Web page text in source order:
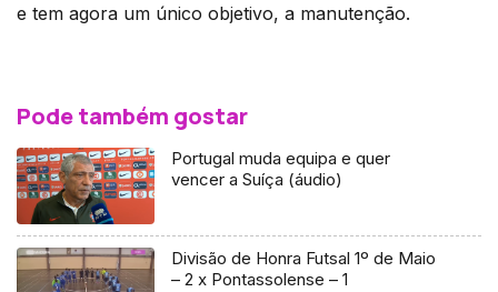
e tem agora um único objetivo, a manutenção.
Pode também gostar
Portugal muda equipa e quer
vencer a Suíça (áudio)
Divisão de Honra Futsal 1º de Maio
– 2 x Pontassolense – 1